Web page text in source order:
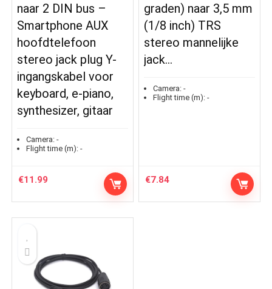
naar 2 DIN bus –
Smartphone AUX
hoofdtelefoon
stereo jack plug Y-
ingangskabel voor
keyboard, e-piano,
synthesizer, gitaar
Camera: -
Flight time (m): -
€11.99
graden) naar 3,5 mm
(1/8 inch) TRS
stereo mannelijke
jack…
Camera: -
Flight time (m): -
€7.84